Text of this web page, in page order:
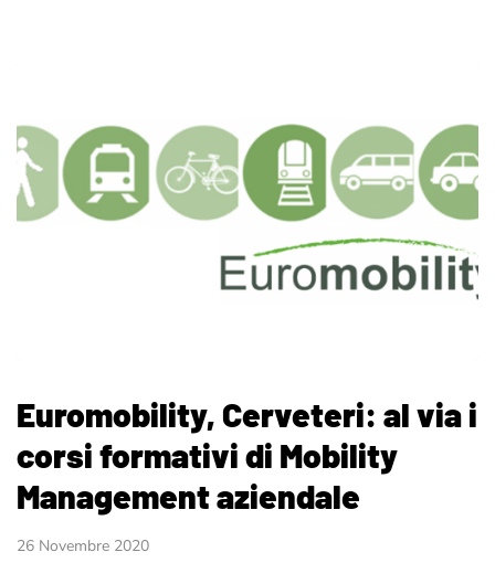
Euromobility, Cerveteri: al via i
corsi formativi di Mobility
Management aziendale
26 Novembre 2020